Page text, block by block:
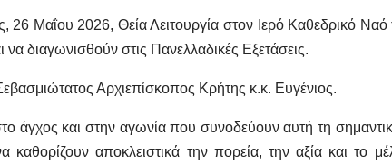
26 Μαΐου 2026, Θεία Λειτουργία στον Ιερό Καθεδρικό
διαγωνισθούν στις Πανελλαδικές Εξετάσεις.
Αρχιεπίσκοπος Κρήτης κ.κ. Ευγένιος.
άγχος και στην αγωνία που συνοδεύουν αυτή τη
αποκλειστικά την πορεία, την αξία και το